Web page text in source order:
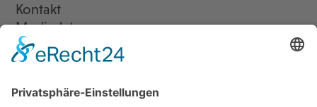
Kontakt
Mediadaten
Newsletter
LogIn
Legal